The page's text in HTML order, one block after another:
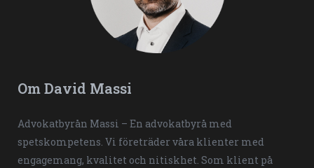
Om David Massi
Advokatbyrån Massi – En advokatbyrå med
spetskompetens. Vi företräder våra klienter med
engagemang, kvalitet och nitiskhet. Som klient på